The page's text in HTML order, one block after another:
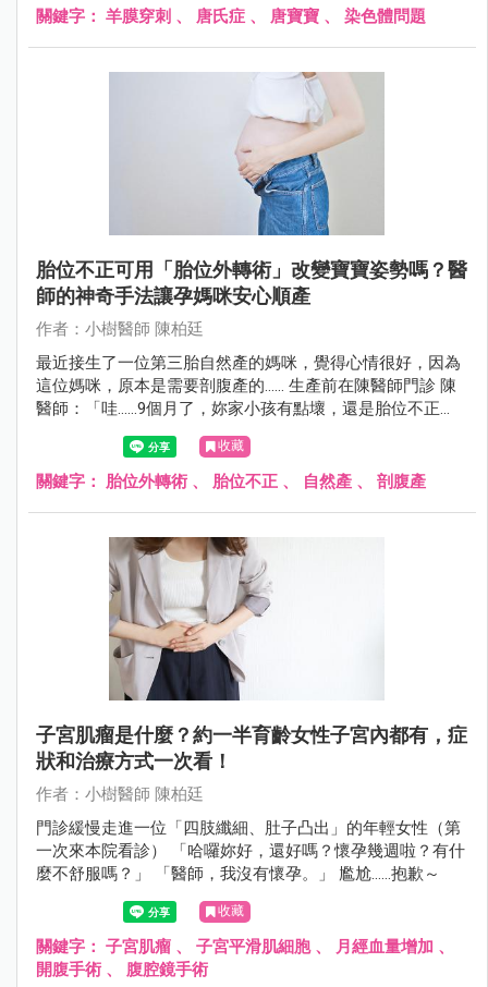
關鍵字： 羊膜穿刺 、 唐氏症 、 唐寶寶 、 染色體問題
胎位不正可用「胎位外轉術」改變寶寶姿勢嗎？醫
師的神奇手法讓孕媽咪安心順產
作者：小樹醫師 陳柏廷
最近接生了一位第三胎自然產的媽咪，覺得心情很好，因為
這位媽咪，原本是需要剖腹產的...... 生產前在陳醫師門診 陳
醫師：「哇......9個月了，妳家小孩有點壞，還是胎位不正
（臀位），不轉下來耶。這樣下去可能要開刀了！」 孕媽咪
孕婦：「我已經很認真做膝胸臥了，前兩胎都自然產，這胎
真的很不想剖腹。」
收藏
關鍵字： 胎位外轉術 、 胎位不正 、 自然產 、 剖腹產
子宮肌瘤是什麼？約一半育齡女性子宮內都有，症
狀和治療方式一次看！
作者：小樹醫師 陳柏廷
門診緩慢走進一位「四肢纖細、肚子凸出」的年輕女性（第
一次來本院看診） 「哈囉妳好，還好嗎？懷孕幾週啦？有什
麼不舒服嗎？」 「醫師，我沒有懷孕。」 尷尬……抱歉～
收藏
關鍵字： 子宮肌瘤 、 子宮平滑肌細胞、 月經血量增加 、
開腹手術 、 腹腔鏡手術